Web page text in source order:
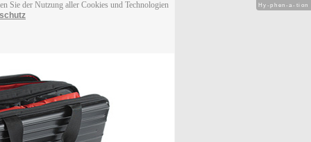
Sie der Nutzung aller Cookies und Technologien
Hy-phen-a-tion